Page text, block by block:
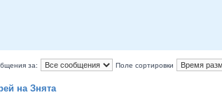
за: Поле сортировки
на Знята